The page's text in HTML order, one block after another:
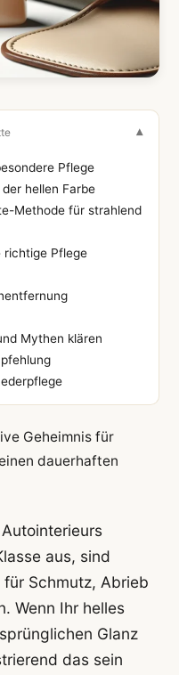
Pflege
hellen Farbe
Methode für strahlend
richtige Pflege
Mythen klären
Geheimnis für
dauerhaften
aus, sind
Schmutz, Abrieb
Wenn Ihr helles
Glanz
das sein